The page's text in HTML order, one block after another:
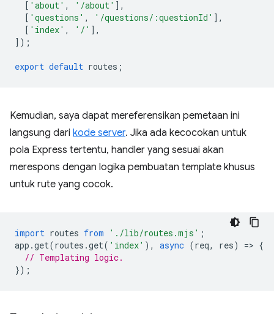
[ 'about' , '/about' ],
[ 'questions' , '/questions/:questionId' ],
[ 'index' , '/' ],
]);
export default routes ;
Kemudian, saya dapat mereferensikan pemetaan ini
langsung dari kode server. Jika ada kecocokan untuk
pola Express tertentu, handler yang sesuai akan
merespons dengan logika pembuatan template khusus
untuk rute yang cocok.
import routes from './lib/routes.mjs' ;
app .get(routes .get( 'index' ), async (req, res) => {
// Templating logic.
});